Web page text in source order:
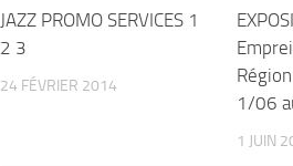
JAZZ PROMO SERVICES 1
2 3
24 FÉVRIER 2014
1/06
1 JUIN